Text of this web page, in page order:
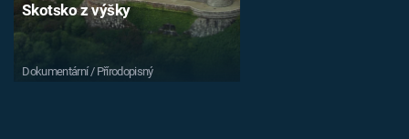
Skotsko z výšky
Dokumentární / Přírodopisný